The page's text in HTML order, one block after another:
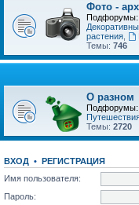
Фото -
Подфорумы:
растения
Темы: 746
О разном
Подфорумы:
Темы: 2720
ВХОД • РЕГИСТРАЦИЯ
Имя пользователя:
Пароль: